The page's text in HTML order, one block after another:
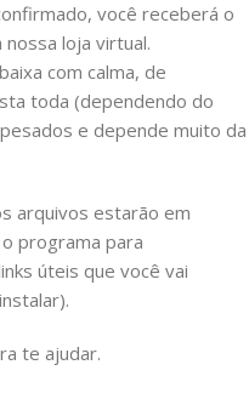
você receberá o
nossa loja virtual.
com calma, de
toda (dependendo do
e depende muito da
arquivos estarão em
programa para
úteis que você vai
te ajudar.